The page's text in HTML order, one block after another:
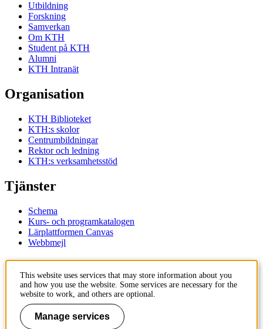
Utbildning
Forskning
Samverkan
Om KTH
Student på KTH
Alumni
KTH Intranät
Organisation
KTH Biblioteket
KTH:s skolor
Centrumbildningar
Rektor och ledning
KTH:s verksamhetsstöd
Tjänster
Schema
Kurs- och programkatalogen
Lärplattformen Canvas
Webbmejl
Kontakt
KTH
100 44 Stockholm
+46 8 790 60 00
This website uses services that may store information about you
and how you use the website. Some services are necessary for the
website to work, and others are optional.
Manage services